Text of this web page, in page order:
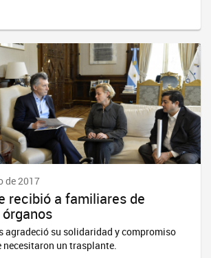
de 2017
recibió a familiares de
agradeció su solidaridad y compromiso
necesitaron un trasplante.